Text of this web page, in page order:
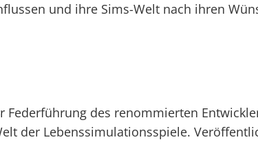
und ihre Sims-Welt nach ihren
Federführung des renommierten
der Lebenssimulationsspiele.